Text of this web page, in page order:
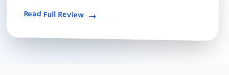
Read Full Review